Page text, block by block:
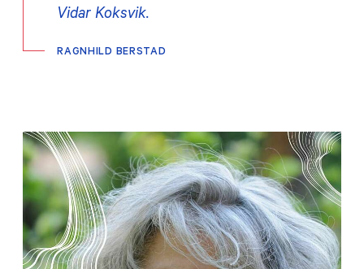
Vidar Koksvik.
RAGNHILD BERSTAD